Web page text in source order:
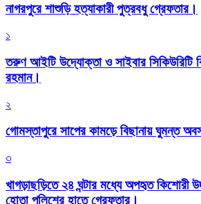
নাগরপুরে শাশুড়ি হত্যাকারী পুত্রবধু গ্রেফতার।
১
তরুণ আইটি উদ্যোক্তা ও সাইবার সিকিউরিটি
রহমান।
২
গোমস্তাপুরে সাপের কামড়ে বিছানায় ঘুমন্ত
৩
খাগড়াছড়িতে ২৪ ঘন্টার মধ্যে অপহৃত কিশোরী
হোতা পুলিশের হাতে গ্রেফতার।